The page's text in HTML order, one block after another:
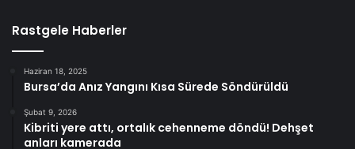
Rastgele Haberler
Haziran 18, 2025
Bursa’da Anız Yangını Kısa Sürede Söndürüldü
Şubat 9, 2026
Kibriti yere attı, ortalık cehenneme döndü! Dehşet
anları kamerada